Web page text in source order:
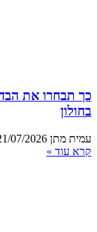
כך תבחרו את
בחולון
עמית מתן 07/2026
קרא עוד »